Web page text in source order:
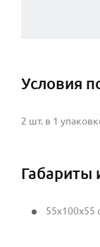
Условия
2 шт. в 1
Габариты
55x100x55